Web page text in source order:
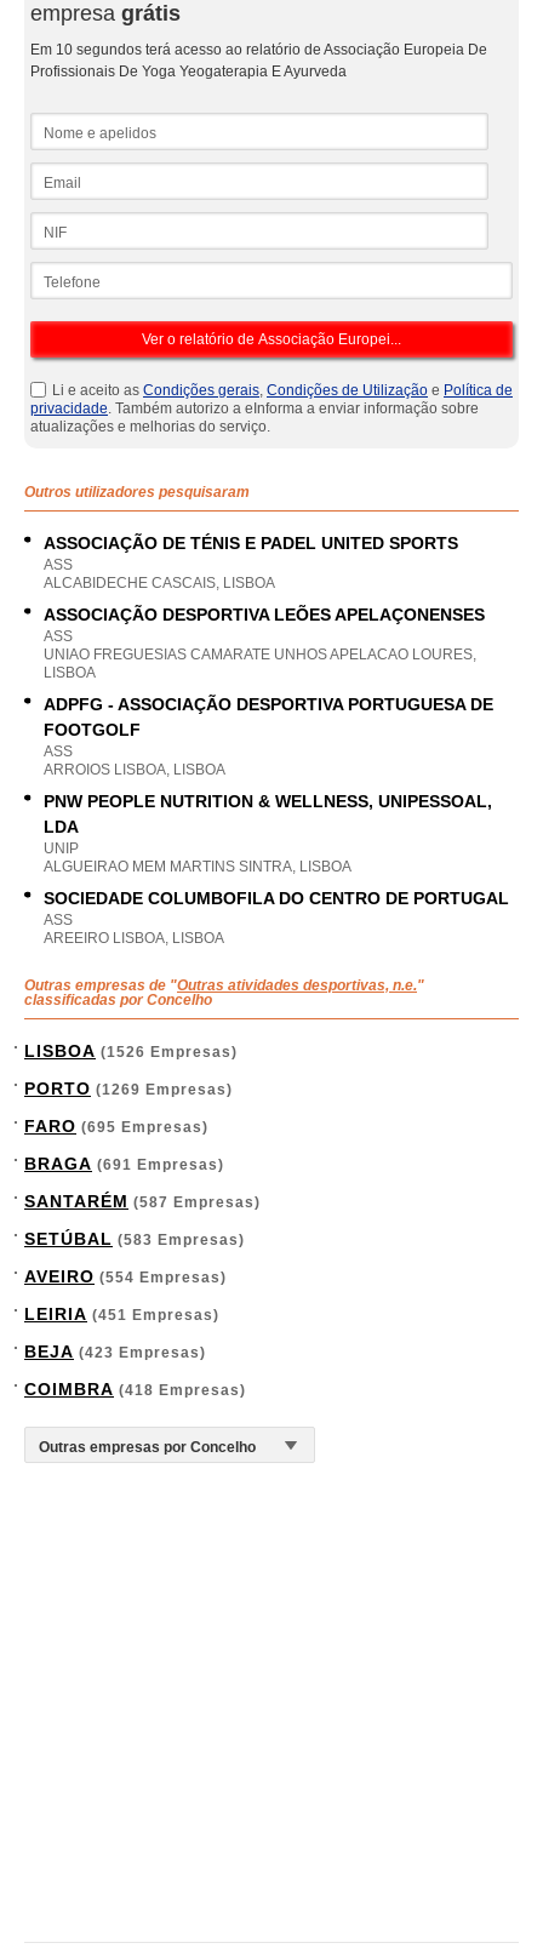
empresa grátis
Em 10 segundos terá acesso ao relatório de Associação Europeia De
Profissionais De Yoga Yeogaterapia E Ayurveda
Li e aceito as Condições gerais, Condições de Utilização e Política de
privacidade. Também autorizo a eInforma a enviar informação sobre
atualizações e melhorias do serviço.
Outros utilizadores pesquisaram
ASSOCIAÇÃO DE TÉNIS E PADEL UNITED SPORTS
ASS
ALCABIDECHE CASCAIS, LISBOA
ASSOCIAÇÃO DESPORTIVA LEÕES APELAÇONENSES
ASS
UNIAO FREGUESIAS CAMARATE UNHOS APELACAO LOURES,
LISBOA
ADPFG - ASSOCIAÇÃO DESPORTIVA PORTUGUESA DE
FOOTGOLF
ASS
ARROIOS LISBOA, LISBOA
PNW PEOPLE NUTRITION & WELLNESS, UNIPESSOAL,
LDA
UNIP
ALGUEIRAO MEM MARTINS SINTRA, LISBOA
SOCIEDADE COLUMBOFILA DO CENTRO DE PORTUGAL
ASS
AREEIRO LISBOA, LISBOA
Outras empresas de "Outras atividades desportivas, n.e."
classificadas por Concelho
LISBOA (1526 Empresas)
PORTO (1269 Empresas)
FARO (695 Empresas)
BRAGA (691 Empresas)
SANTARÉM (587 Empresas)
SETÚBAL (583 Empresas)
AVEIRO (554 Empresas)
LEIRIA (451 Empresas)
BEJA (423 Empresas)
COIMBRA (418 Empresas)